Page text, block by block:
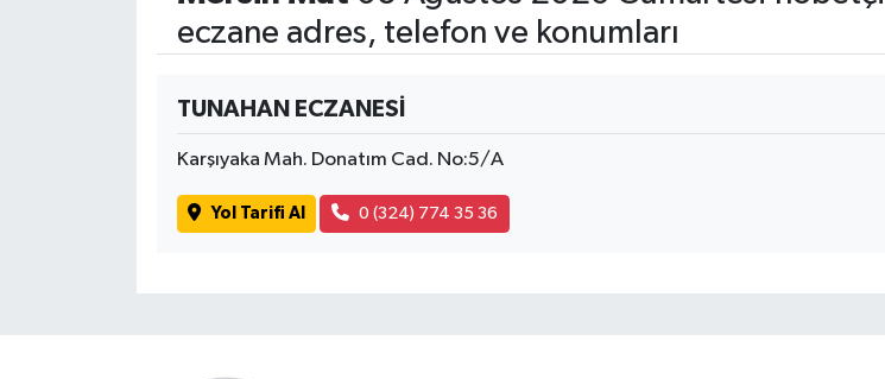
eczane adres, telefon ve konumları
TUNAHAN ECZANESİ
Karşıyaka Mah. Donatım Cad. No:5/A
Yol Tarifi Al 0 (324) 774 35 36